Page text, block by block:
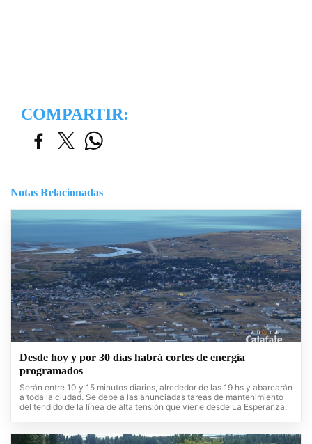
COMPARTIR:
Notas Relacionadas
Desde hoy y por 30 días habrá cortes de energía
programados
Serán entre 10 y 15 minutos diarios, alrededor de las 19 hs y abarcarán
a toda la ciudad. Se debe a las anunciadas tareas de mantenimiento
del tendido de la línea de alta tensión que viene desde La Esperanza.